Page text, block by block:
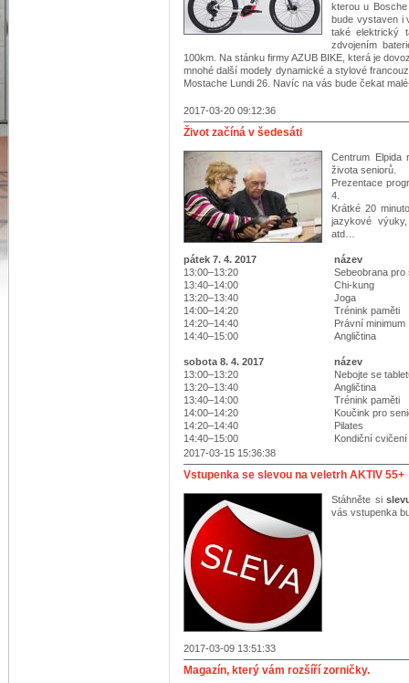
kterou u
bude vystaven i
také elektrický
zdvojením
100km. Na stánku firmy AZUB BIKE, která je
mnohé další modely dynamické a stylové
Mostache Lundi 26. Navíc na vás bude čekat
2017-03-20 09:12:36
Život začíná v šedesáti
Centrum Elpida
života seniorů.
Prezentace
4.
Krátké 20
jazykové
atd…
pátek 7. 4. 2017
název
13:00–13:20
Sebeobrana pro
13:40–14:00
Chi-kung
13:20–13:40
Joga
14:00–14:20
Trénink paměti
14:20–14:40
Právní minimum
14:40–15:00
Angličtina
sobota 8. 4. 2017
název
13:00–13:20
Nebojte se
13:20–13:40
Angličtina
13:40–14:00
Trénink paměti
14:00–14:20
Koučink pro
14:20–14:40
Pilates
14:40–15:00
Kondiční cvičení
2017-03-15 15:36:38
Vstupenka se slevou na veletrh AKTIV 55+
Stáhněte si
vás vstupenka
2017-03-09 13:51:33
Magazín, který vám rozšíří zorničky.